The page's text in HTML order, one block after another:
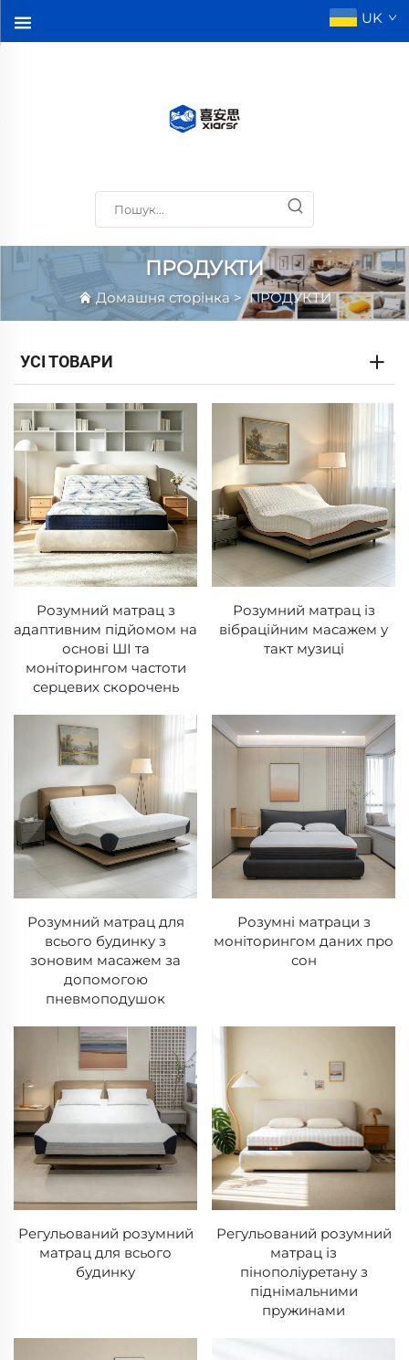
UK
ПРОДУКТИ
Домашня сторінка>ПРОДУКТИ
УСІ ТОВАРИ
Розумний матрац з
адаптивним підйомом на
основі ШІ та
моніторингом частоти
серцевих скорочень
Розумний матрац із
вібраційним масажем у
такт музиці
Розумний матрац для
всього будинку з
зоновим масажем за
допомогою
пневмоподушок
Розумні матраци з
моніторингом даних про
сон
Регульований розумний
матрац для всього
будинку
Регульований розумний
матрац із
пінополіуретану з
піднімальними
пружинами